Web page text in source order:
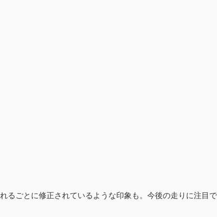
るごとに修正されているような印象も。今後の走りに注目で